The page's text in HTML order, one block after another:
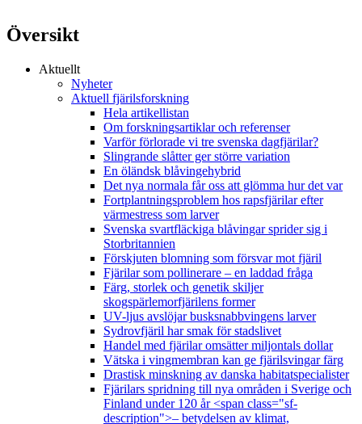
Översikt
Aktuellt
Nyheter
Aktuell fjärilsforskning
Hela artikellistan
Om forskningsartiklar och referenser
Varför förlorade vi tre svenska dagfjärilar?
Slingrande slåtter ger större variation
En öländsk blåvingehybrid
Det nya normala får oss att glömma hur det var
Fortplantningsproblem hos rapsfjärilar efter
värmestress som larver
Svenska svartfläckiga blåvingar sprider sig i
Storbritannien
Förskjuten blomning som försvar mot fjäril
Fjärilar som pollinerare – en laddad fråga
Färg, storlek och genetik skiljer
skogspärlemorfjärilens former
UV-ljus avslöjar busksnabbvingens larver
Sydrovfjäril har smak för stadslivet
Handel med fjärilar omsätter miljontals dollar
Vätska i vingmembran kan ge fjärilsvingar färg
Drastisk minskning av danska habitatspecialister
Fjärilars spridning till nya områden i Sverige och
Finland under 120 år <span class="sf-
description">– betydelsen av klimat,